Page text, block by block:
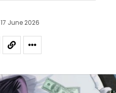
17 June 2026